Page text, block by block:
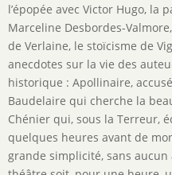
l’épopée avec Victor Hugo, la
Marceline Desbordes-
de Verlaine, le stoïcisme de
anecdotes sur la vie des
historique : Apollinaire,
Baudelaire qui cherche la
Chénier qui, sous la Terreur,
quelques heures avant de
grande simplicité, sans